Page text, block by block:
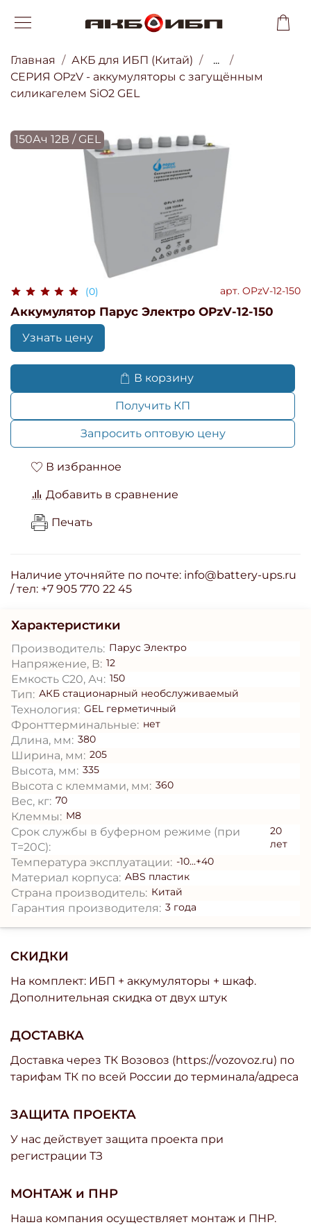
Главная АКБ для ИБП (Китай)
...
СЕРИЯ OPzV - аккумуляторы с загущённым
силикагелем SiO2 GEL
150Ач 12В / GEL
(0) арт. OPzV-12-150
Аккумулятор Парус Электро OPzV-12-150
Узнать цену
В корзину
Получить КП
Запросить оптовую цену
В избранное
Добавить в сравнение
Печать
Наличие уточняйте по почте: info@battery-ups.ru
/ тел: +7 905 770 22 45
СКИДКИ
На комплект: ИБП + аккумуляторы + шкаф.
Дополнительная скидка от двух штук
ДОСТАВКА
Доставка через ТК Возовоз (https://vozovoz.ru) по
тарифам ТК по всей России до терминала/адреса
ЗАЩИТА ПРОЕКТА
У нас действует защита проекта при
регистрации ТЗ
МОНТАЖ и ПНР
Наша компания осуществляет монтаж и ПНР.
Характеристики
Производитель: Парус Электро
Напряжение, В: 12
Емкость С20, Ач: 150
Тип: АКБ стационарный необслуживаемый
Технология: GEL герметичный
Фронттерминальные: нет
Длина, мм: 380
Ширина, мм: 205
Высота, мм: 335
Высота с клеммами, мм: 360
Вес, кг: 70
Клеммы: M8
Срок службы в буферном режиме (при
T=20С):
20
лет
Температура эксплуатации: -10...+40
Материал корпуса: ABS пластик
Страна производитель: Китай
Гарантия производителя: 3 года